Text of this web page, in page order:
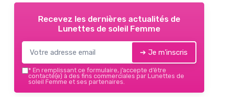
Recevez les dernières actualités de
Lunettes de soleil Femme
➔ Je m'inscris
* En remplissant ce formulaire, j’accepte d’être
contacté(e) à des fins commerciales par Lunettes de
soleil Femme et ses partenaires.